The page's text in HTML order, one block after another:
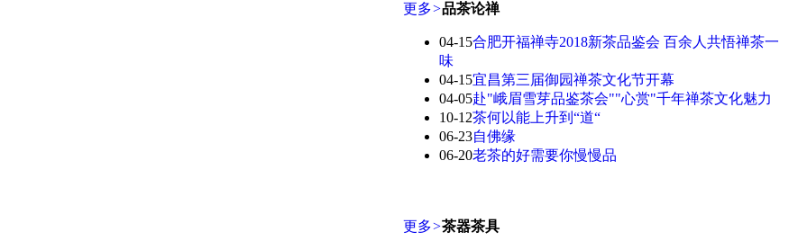
更多>品茶论禅
04-15合肥开福禅寺2018新茶品鉴会 百余人共悟禅茶一
味
04-15宜昌第三届御园禅茶文化节开幕
04-05赴"峨眉雪芽品鉴茶会""心赏"千年禅茶文化魅力
10-12茶何以能上升到“道“
06-23自佛缘
06-20老茶的好需要你慢慢品
更多>茶器茶具